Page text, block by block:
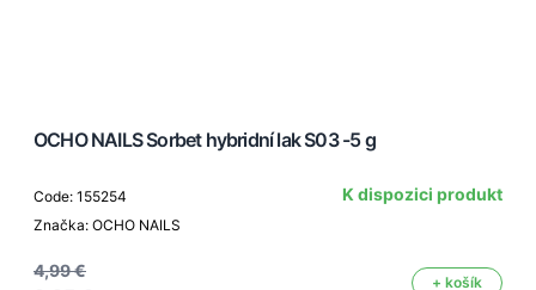
OCHO NAILS Sorbet hybridní lak S03 -5 g
Code: 155254
Značka: OCHO NAILS
K dispozici produkt
4,99 €
+ košík